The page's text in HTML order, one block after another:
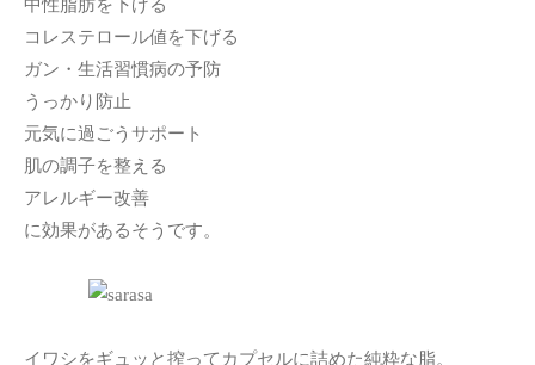
中性脂肪を下げる
コレステロール値を下げる
ガン・生活習慣病の予防
うっかり防止
元気に過ごうサポート
肌の調子を整える
アレルギー改善
に効果があるそうです。
イワシをギュッと搾ってカプセルに詰めた純粋な脂。